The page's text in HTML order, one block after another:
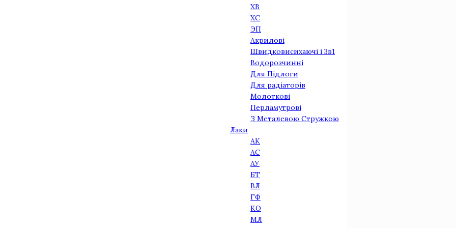
ХВ
ХС
ЭП
Акриловi
Швидковисихаючі і 3в1
Водорозчинні
Для Підлоги
Для радіаторів
Молоткові
Перламутрові
З Металевою Стружкою
Лаки
АК
АС
АУ
БТ
ВЛ
ГФ
КО
МЛ